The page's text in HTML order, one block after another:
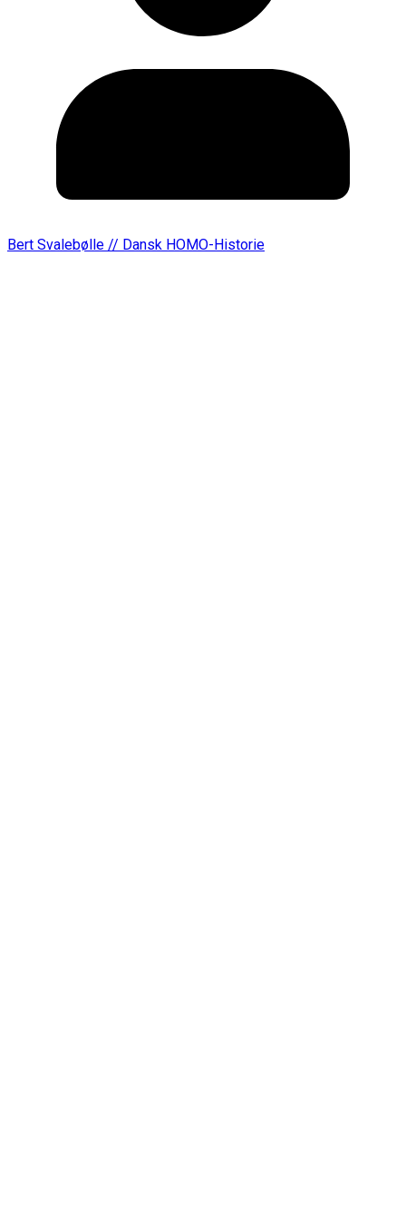
Bert Svalebølle // Dansk HOMO-Historie